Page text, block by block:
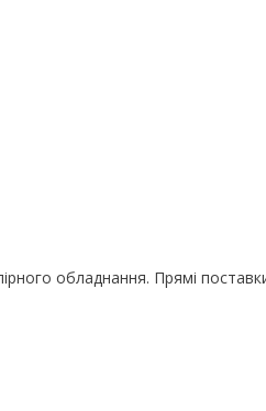
обладнання. Прямі